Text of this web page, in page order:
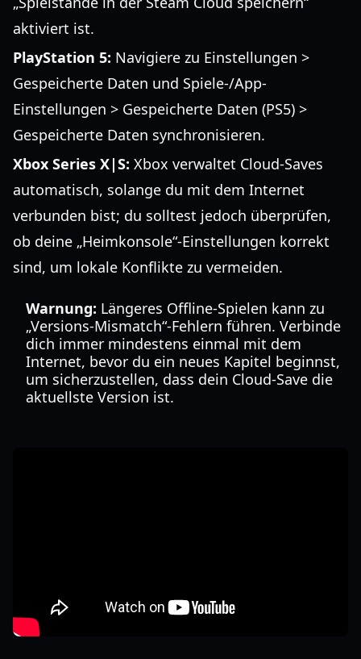
aktiviert ist.
PlayStation 5: Navigiere zu Einstellungen >
Gespeicherte Daten und Spiele-/App-
Einstellungen > Gespeicherte Daten (PS5) >
Gespeicherte Daten synchronisieren.
Xbox Series X|S: Xbox verwaltet Cloud-Saves
automatisch, solange du mit dem Internet
verbunden bist; du solltest jedoch überprüfen,
ob deine „Heimkonsole“-Einstellungen korrekt
sind, um lokale Konflikte zu vermeiden.
Warnung: Längeres Offline-Spielen kann zu
„Versions-Mismatch“-Fehlern führen. Verbinde
dich immer mindestens einmal mit dem
Internet, bevor du ein neues Kapitel beginnst,
um sicherzustellen, dass dein Cloud-Save die
aktuellste Version ist.